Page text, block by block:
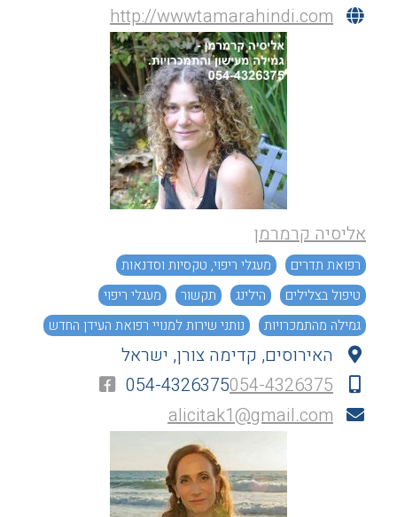
http://wwwtamarahindi.com
אליסיה קרמרמן
רפואת תדרים
מעגלי ריפוי, טקסיות וסדנאות
טיפול בצלילים
הילינג תקשור
מעגלי ריפוי
גמילה מהתמכרויות
נותני שירות למנויי רפואת העידן החדש
הגשמה עצמית וחיבור לייעוד
האירוסים, קדימה צורן, ישראל
054-4326375054-4326375
alicitak1@gmail.com